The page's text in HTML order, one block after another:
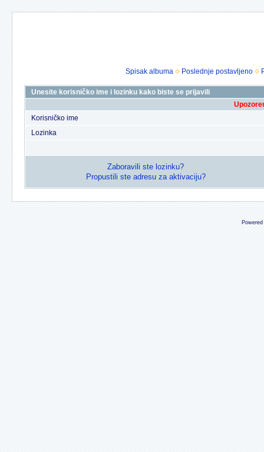
Spisak albuma Poslednje postavljeno
Unesite korisničko ime i lozinku kako biste se prijavili
Korisničko ime
Lozinka
Zaboravili ste lozinku?
Propustili ste adresu za aktivaciju?